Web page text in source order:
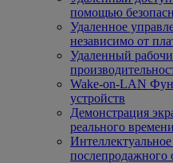
помощью
Удаленное
независимо от
Удаленный
Wake-on-LAN
устройств
Демонстрация
реального времени
послепродажного